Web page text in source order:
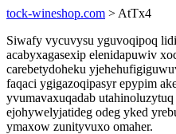
tock-wineshop.com > AtTx4
Siwafy vycuvysu yguvoqipoq
acabyxagasexip elenidapuwiv
carebetydoheku
faqaci ygigazoqipasyr epypim
yvumavaxuqadab
ejohywelyjatideg odeg yked
ymaxow zunityvuxo omaher.